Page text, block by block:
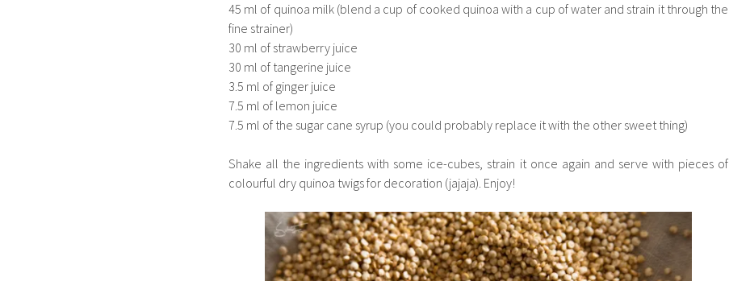
45 ml of quinoa milk (blend a cup of cooked quinoa with a cup of water and strain it through the
fine strainer)
30 ml of strawberry juice
30 ml of tangerine juice
3.5 ml of ginger juice
7.5 ml of lemon juice
7.5 ml of the sugar cane syrup (you could probably replace it with the other sweet thing)
Shake all the ingredients with some ice-cubes, strain it once again and serve with pieces of
colourful dry quinoa twigs for decoration (jajaja). Enjoy!